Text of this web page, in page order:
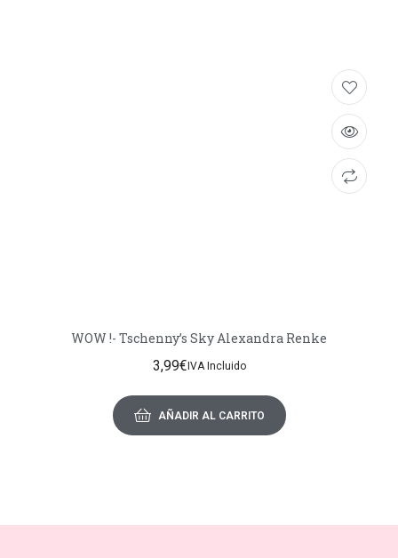
WOW !- Tschenny’s Sky Alexandra Renke
3,99€IVA Incluido
AÑADIR AL CARRITO